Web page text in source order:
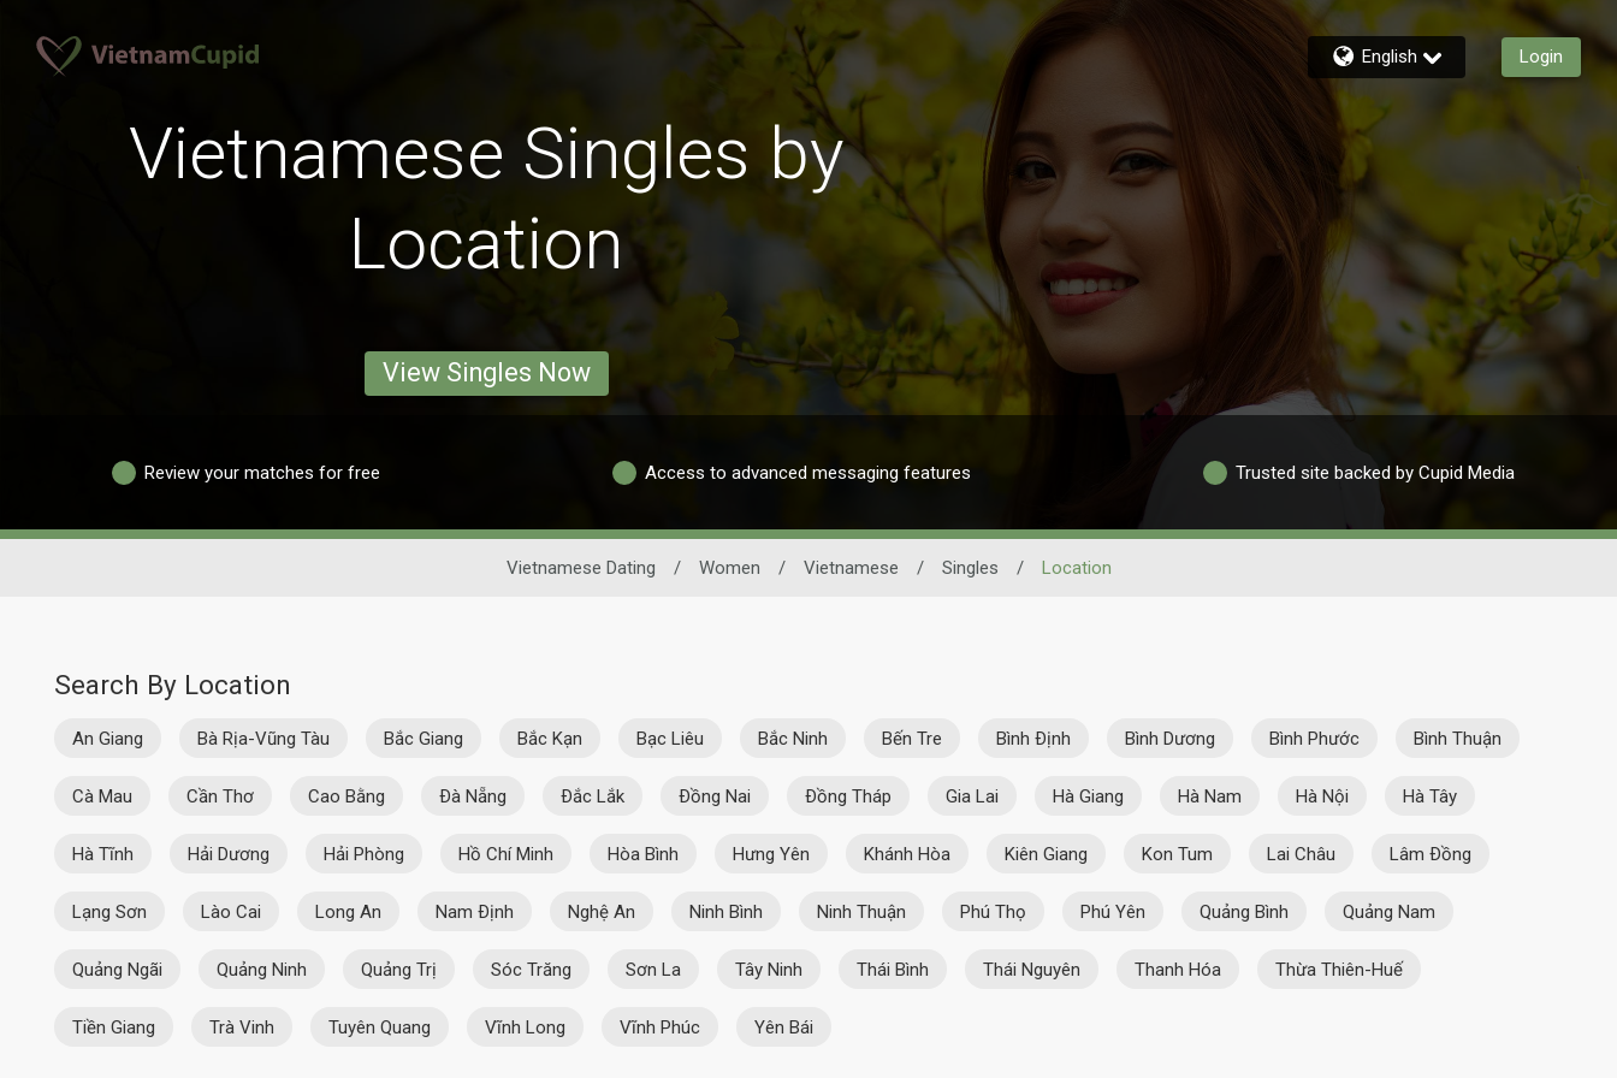
English Login
Vietnamese Singles by
Location
View Singles Now
Review your matches for free Access to advanced messaging features Trusted site backed by Cupid Media
Vietnamese Dating / Women / Vietnamese / Singles / Location
Search By Location
An Giang Bà Rịa-Vũng Tàu Bắc Giang Bắc Kạn Bạc Liêu Bắc Ninh Bến Tre Bình Ðịnh Bình Dương Bình Phước Bình Thuận
Cà Mau Cần Thơ Cao Bằng Ðà Nẵng Ðắc Lắk Ðồng Nai Ðồng Tháp Gia Lai Hà Giang Hà Nam Hà Nội Hà Tây
Hà Tĩnh Hải Dương Hải Phòng Hồ Chí Minh Hòa Bình Hưng Yên Khánh Hòa Kiên Giang Kon Tum Lai Châu Lâm Ðồng
Lạng Sơn Lào Cai Long An Nam Ðịnh Nghệ An Ninh Bình Ninh Thuận Phú Thọ Phú Yên Quảng Bình Quảng Nam
Quảng Ngãi Quảng Ninh Quảng Trị Sóc Trăng Sơn La Tây Ninh Thái Bình Thái Nguyên Thanh Hóa Thừa Thiên-Huế
Tiền Giang Trà Vinh Tuyên Quang Vĩnh Long Vĩnh Phúc Yên Bái